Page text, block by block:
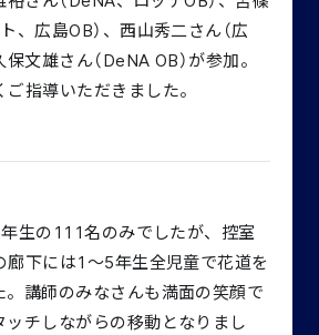
、広島OB）、⻄⼭秀⼆さん（広
文雄さん（DeNA OB）が参加。
指導いただきました。
生の111名のみでしたが、控室
廊下には1〜5年生全児童で花道を
。講師のみなさんも満面の笑顔で
ッチしながらの移動となりまし